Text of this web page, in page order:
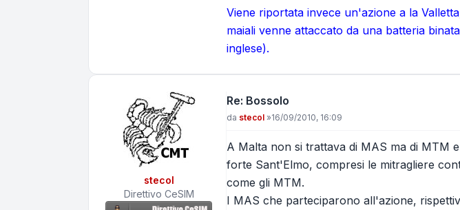
Viene riportata invece un'azione a la
maiali venne attaccato da una batteria
inglese).
stecol
Direttivo CeSIM
Re: Bossolo
Messaggio
da stecol »16/09/2010, 16:09
A Malta non si trattava di MAS ma di MTM
forte Sant'Elmo, compresi le mitragliere
come gli MTM.
I MAS che parteciparono all'azione,